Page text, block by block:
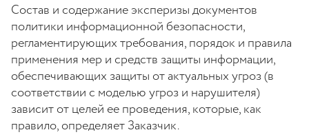
Состав и содержание эксперизы документов
политики информационной безопасности,
регламентирующих требования, порядок и правила
применения мер и средств защиты информации,
обеспечивающих защиты от актуальных угроз (в
соответствии с моделью угроз и нарушителя)
зависит от целей ее проведения, которые, как
правило, определяет Заказчик.